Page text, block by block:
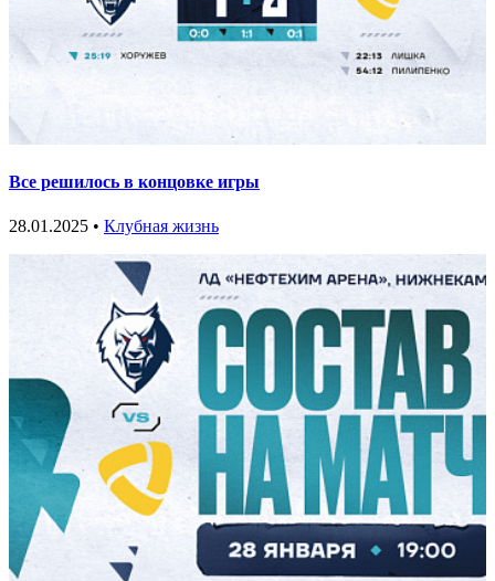
Все решилось в концовке игры
28.01.2025 • Клубная жизнь